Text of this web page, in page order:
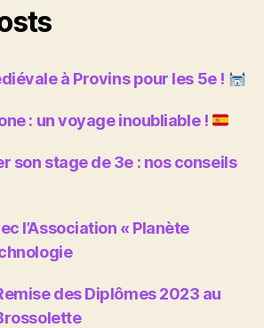
à Provins pour les 5e !
: un voyage inoubliable !
son stage de 3e : nos conseils
l’Association « Planète
des Diplômes 2023 au